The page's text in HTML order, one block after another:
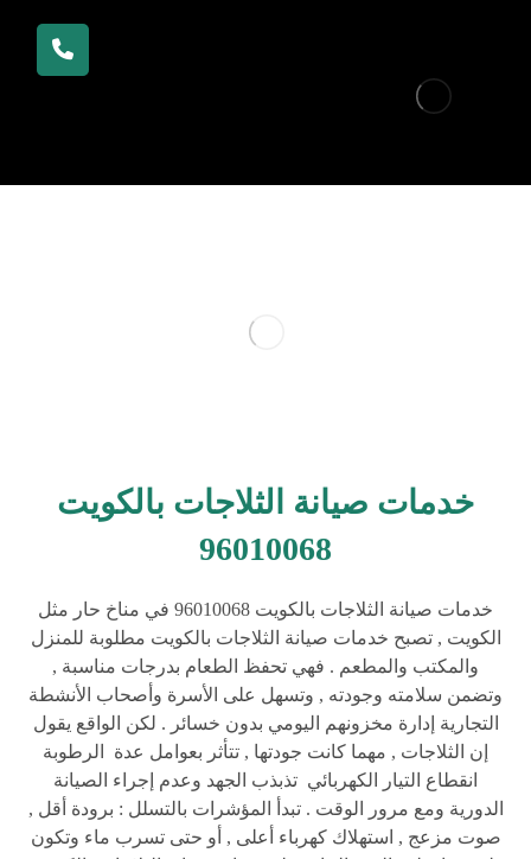
خدمات صيانة الثلاجات بالكويت
96010068
خدمات صيانة الثلاجات بالكويت 96010068 في مناخ حار مثل
الكويت , تصبح خدمات صيانة الثلاجات بالكويت مطلوبة للمنزل
والمكتب والمطعم . فهي تحفظ الطعام بدرجات مناسبة ,
وتضمن سلامته وجودته , وتسهل على الأسرة وأصحاب الأنشطة
التجارية إدارة مخزونهم اليومي بدون خسائر . لكن الواقع يقول
إن الثلاجات , مهما كانت جودتها , تتأثر بعوامل عدة الرطوبة
انقطاع التيار الكهربائي تذبذب الجهد وعدم إجراء الصيانة
الدورية ومع مرور الوقت . تبدأ المؤشرات بالتسلل : برودة أقل ,
صوت مزعج , استهلاك كهرباء أعلى , أو حتى تسرب ماء وتكون